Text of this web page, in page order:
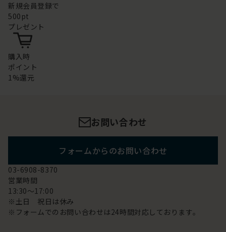
新規会員登録で
500pt
プレゼント
購入時
ポイント
1%還元
お問い合わせ
フォームからのお問い合わせ
03-6908-8370
営業時間
13:30～17:00
※土日 祝日は休み
※フォームでのお問い合わせは24時間対応しております。